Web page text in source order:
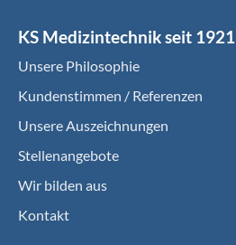
KS Medizintechnik seit 1921
Unsere Philosophie
Kundenstimmen / Referenzen
Unsere Auszeichnungen
Stellenangebote
Wir bilden aus
Kontakt